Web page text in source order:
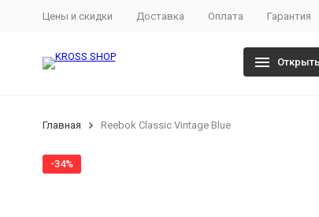
Цены и скидки Доставка Оплата Гарантия
Главная Reebok Classic Vintage Blue
-34%